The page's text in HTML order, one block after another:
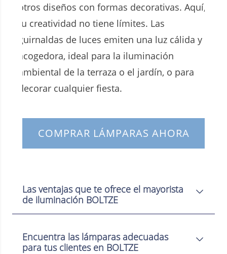
otros diseños con formas decorativas. Aquí,
tu creatividad no tiene límites. Las
guirnaldas de luces emiten una luz cálida y
acogedora, ideal para la iluminación
ambiental de la terraza o el jardín, o para
decorar cualquier fiesta.
COMPRAR LÁMPARAS AHORA
Las ventajas que te ofrece el mayorista
de iluminación BOLTZE
Encuentra las lámparas adecuadas
para tus clientes en BOLTZE